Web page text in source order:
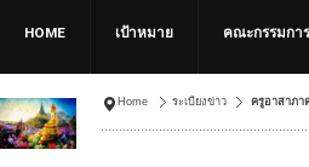
HOME เป้าหมาย คณะกรรมการ
Home ระเบียงข่าว ครูอาสาภา